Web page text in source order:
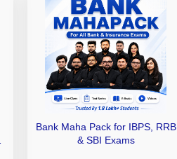
Bank Maha Pack for IBPS, RRB
& SBI Exams